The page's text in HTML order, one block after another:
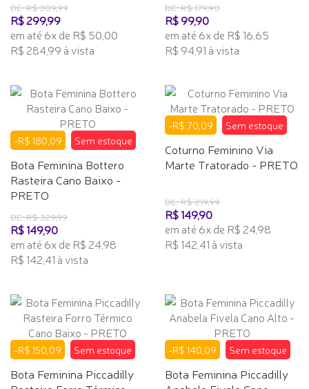
DE: R$ 309,99
R$ 299,99
em até 6x de R$ 50,00
R$ 284,99 à vista
DE: R$ 179,90
R$ 99,90
em até 6x de R$ 16,65
R$ 94,91 à vista
-R$ 180,09 Sem estoque
Bota Feminina Bottero
Rasteira Cano Baixo -
PRETO
DE: R$ 329,99
R$ 149,90
em até 6x de R$ 24,98
R$ 142,41 à vista
-R$ 70,09 Sem estoque
Coturno Feminino Via
Marte Tratorado - PRETO
DE: R$ 219,99
R$ 149,90
em até 6x de R$ 24,98
R$ 142,41 à vista
-R$ 150,09 Sem estoque
Bota Feminina Piccadilly
-R$ 140,09 Sem estoque
Bota Feminina Piccadilly